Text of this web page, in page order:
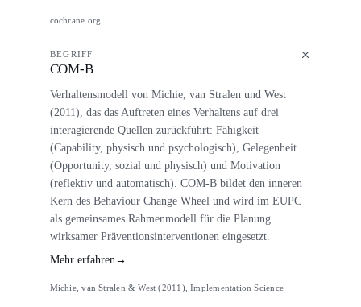
cochrane.org
BEGRIFF
COM-B
Verhaltensmodell von Michie, van Stralen und West
(2011), das das Auftreten eines Verhaltens auf drei
interagierende Quellen zurückführt: Fähigkeit
(Capability, physisch und psychologisch), Gelegenheit
(Opportunity, sozial und physisch) und Motivation
(reflektiv und automatisch). COM-B bildet den inneren
Kern des Behaviour Change Wheel und wird im EUPC
als gemeinsames Rahmenmodell für die Planung
wirksamer Präventionsinterventionen eingesetzt.
Mehr erfahren →
Michie, van Stralen & West (2011), Implementation Science